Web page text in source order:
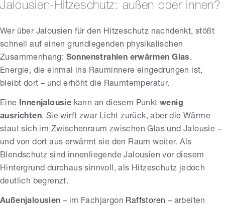
Jalousien-Hitzeschutz: außen oder innen?
Wer über Jalousien für den Hitzeschutz nachdenkt, stößt
schnell auf einen grundlegenden physikalischen
Zusammenhang: Sonnenstrahlen erwärmen Glas.
Energie, die einmal ins Rauminnere eingedrungen ist,
bleibt dort – und erhöht die Raumtemperatur.
Eine Innenjalousie kann an diesem Punktwenig
ausrichten. Sie wirft zwar Licht zurück, aber die Wärme
staut sich im Zwischenraum zwischen Glas und Jalousie –
und von dort aus erwärmt sie den Raum weiter. Als
Blendschutz sind innenliegende Jalousien vor diesem
Hintergrund durchaus sinnvoll, als Hitzeschutz jedoch
deutlich begrenzt.
Außenjalousien – im Fachjargon Raffstoren – arbeiten